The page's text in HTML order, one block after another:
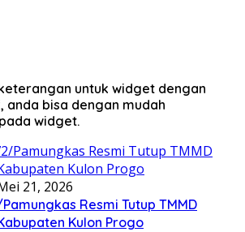
untuk widget dengan
bisa dengan mudah
widget.
21, 2026
Resmi Tutup TMMD
Kulon Progo